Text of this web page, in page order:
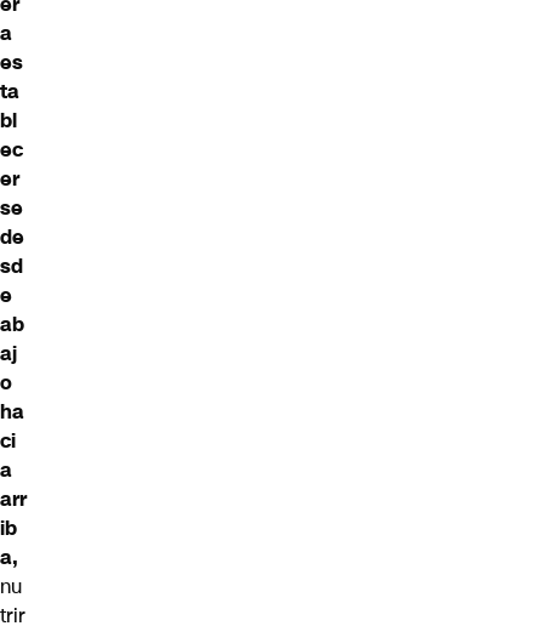
a
es
ta
bl
ec
er
se
de
sd
e
ab
aj
o
ha
ci
a
arr
ib
a,
nu
trir